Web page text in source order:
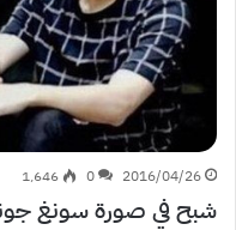
2016/04/26
0 1٬646
شبح في صورة سونغ